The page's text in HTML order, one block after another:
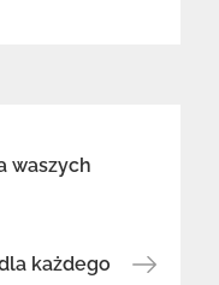
waszych
każdego